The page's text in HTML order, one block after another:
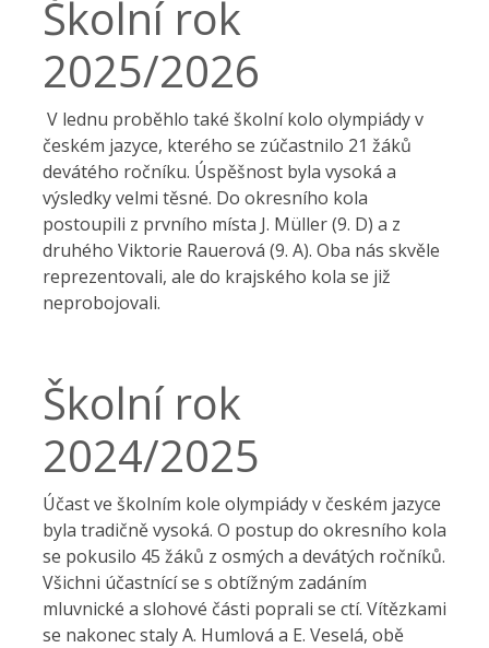
Školní rok
2025/2026
V lednu proběhlo také školní kolo olympiády v
českém jazyce, kterého se zúčastnilo 21 žáků
devátého ročníku. Úspěšnost byla vysoká a
výsledky velmi těsné. Do okresního kola
postoupili z prvního místa J. Müller (9. D) a z
druhého Viktorie Rauerová (9. A). Oba nás skvěle
reprezentovali, ale do krajského kola se již
neprobojovali.
Školní rok
2024/2025
Účast ve školním kole olympiády v českém jazyce
byla tradičně vysoká. O postup do okresního kola
se pokusilo 45 žáků z osmých a devátých ročníků.
Všichni účastnící se s obtížným zadáním
mluvnické a slohové části poprali se ctí. Vítězkami
se nakonec staly A. Humlová a E. Veselá, obě